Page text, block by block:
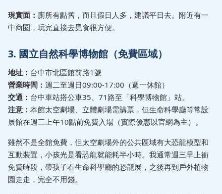
現實面： 廁所有點舊，而且假日人多，建議平日去。附近有一
中商圈，玩完直接去覓食很方便。
3. 國立自然科學博物館（免費區域）
地址： 台中市北區館前路1號
營業時間： 週二至週日09:00-17:00（週一休館）
交通： 台中車站搭公車35、71路至「科學博物館」站。
注意： 本館太空劇場、立體劇場需購票，但生命科學廳等常設
展館在週三上午10點前免費入場（實際優惠以官網為主）。
雖然不是全館免費，但太空劇場外的公共區域有大恐龍模型和
互動裝置，小孩光是看恐龍就能耗半小時。我通常週三早上衝
免費時段，帶孩子看生命科學廳的恐龍展，之後再到戶外植物
園走走，完全不用錢。